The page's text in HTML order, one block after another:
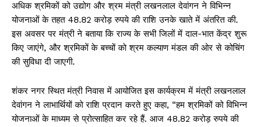
अधिक श्रमिकों को उद्योग और श्रम मंत्री लखनलाल देवांगन ने विभिन्न
योजनाओं के तहत 48.82 करोड़ रुपये की राशि उनके खाते में अंतरित की.
इस अवसर पर मंत्री ने बताया कि राज्य के सभी जिलों में दाल-भात केंद्र शुरू
किए जाएंगे, और श्रमिकों के बच्चों को श्रम कल्याण मंडल की ओर से कोचिंग
की सुविधा दी जाएगी.
शंकर नगर स्थित मंत्री निवास में आयोजित इस कार्यक्रम में मंत्री लखनलाल
देवांगन ने लाभार्थियों को राशि प्रदान करते हुए कहा, “हम श्रमिकों को विभिन्न
योजनाओं के माध्यम से प्रोत्साहित कर रहे हैं. आज 48.82 करोड़ रुपये की